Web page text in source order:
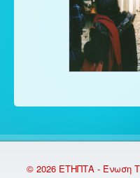
© 2026 ΕΤΗΠΤΑ - Ένωση